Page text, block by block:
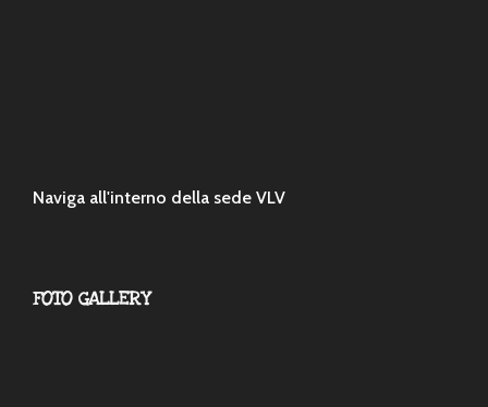
Naviga all'interno della sede VLV
FOTO GALLERY